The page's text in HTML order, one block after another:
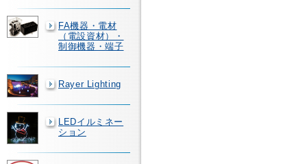
FA機器・電材
（電設資材）・
制御機器・端子
Rayer Lighting
LEDイルミネー
ション